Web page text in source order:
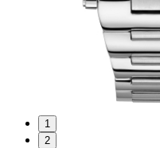
1
2